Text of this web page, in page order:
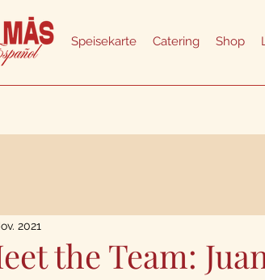
Speisekarte Catering Shop
the Team:
2021